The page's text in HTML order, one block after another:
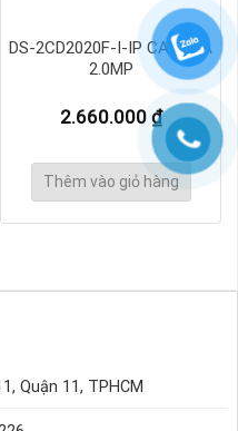
DS-2CD2020F-I-IP CAMERA
2.0MP
2.660.000 ₫
Thêm vào giỏ hàng
Quận 11, TPHCM